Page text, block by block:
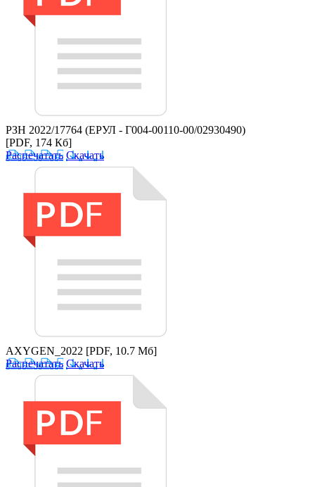
РЗН 2022/17764 (ЕРУЛ - Г004-00110-00/02930490)
[PDF, 174 Кб]
Распечатать Скачать
AXYGEN_2022 [PDF, 10.7 Мб]
Распечатать Скачать